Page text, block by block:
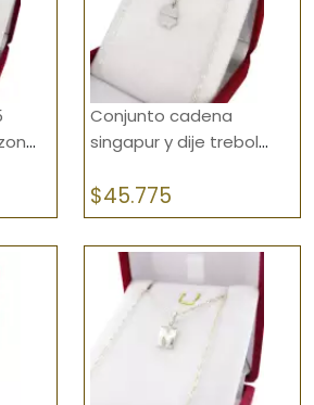
Conjunto cadena
singapur y dije trebol
$45.775